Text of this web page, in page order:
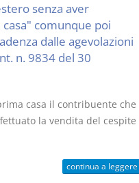
senza aver
comunque poi
dalle agevolazioni
n. 9834 del 30
casa il contribuente che
la vendita del cespite
continua a leggere